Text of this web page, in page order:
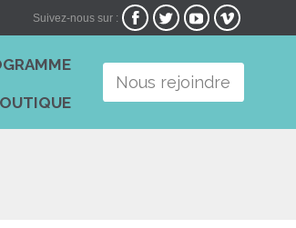
Suivez-nous sur :    
contentNous rejoindre